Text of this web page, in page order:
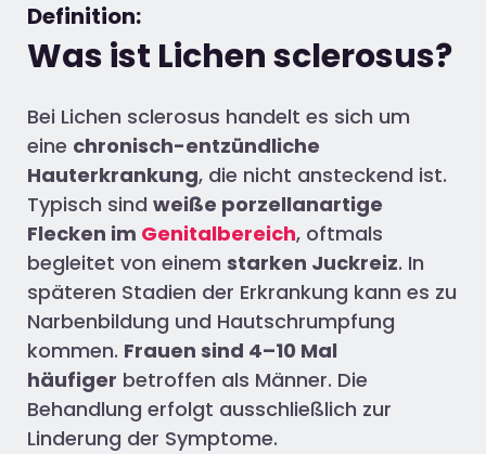
Definition:
Was ist Lichen sclerosus?
Bei Lichen sclerosus handelt es sich um
eine chronisch-entzündliche
Hauterkrankung, die nicht ansteckend ist.
Typisch sind weiße porzellanartige
Flecken im Genitalbereich, oftmals
begleitet von einem starken Juckreiz. In
späteren Stadien der Erkrankung kann es zu
Narbenbildung und Hautschrumpfung
kommen. Frauen sind 4–10 Mal
häufiger betroffen als Männer. Die
Behandlung erfolgt ausschließlich zur
Linderung der Symptome.